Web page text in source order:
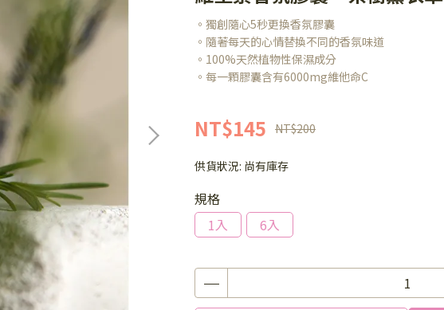
。獨創隨心5秒更換香氛膠囊
。隨著每天的心情替換不同的香氛味道
。100%天然植物性保濕成分
。每一顆膠囊含有6000mg維他命C
NT$145 NT$200
供貨狀況: 尚有庫存
規格
1入
6入